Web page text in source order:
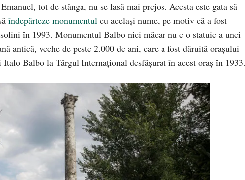
tot de stânga, nu se lasă mai prejos. Acesta este gata să
îndepărteze monumentul cu același nume, pe motiv că a fost
în 1993. Monumentul Balbo nici măcar nu e o statuie a unei
antică, veche de peste 2.000 de ani, care a fost dăruită orașului
Balbo la Târgul Internațional desfășurat în acest oraș în 1933.